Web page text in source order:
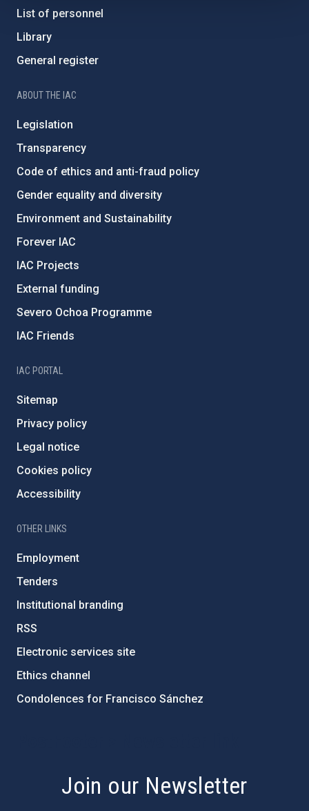
List of personnel
Library
General register
ABOUT THE IAC
Legislation
Transparency
Code of ethics and anti-fraud policy
Gender equality and diversity
Environment and Sustainability
Forever IAC
IAC Projects
External funding
Severo Ochoa Programme
IAC Friends
IAC PORTAL
Sitemap
Privacy policy
Legal notice
Cookies policy
Accessibility
OTHER LINKS
Employment
Tenders
Institutional branding
RSS
Electronic services site
Ethics channel
Condolences for Francisco Sánchez
Join our Newsletter